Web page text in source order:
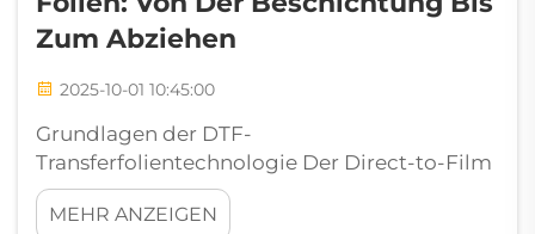
Zum Abziehen
2025-10-01 10:45:00
Grundlagen der DTF-
Transferfolientechnologie Der Direct-to-Film
(DTF)-Druck hat die Branche der
individuellen Bekleidung und
MEHR ANZEIGEN